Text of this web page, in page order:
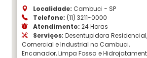
Localidade: Cambuci - SP
Telefone: (11) 3211-0000
Atendimento: 24 Horas
Serviços: Desentupidora Residencial,
Comercial e Industrial no Cambuci,
Encanador, Limpa Fossa e